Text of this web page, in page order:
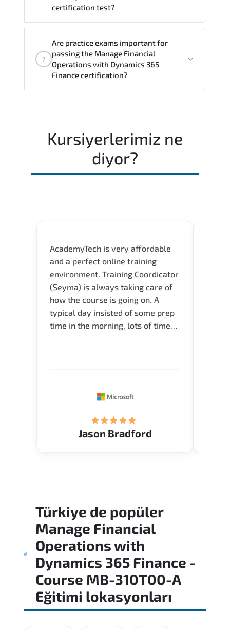
professional yet practical—designed to
business leadership objectives.
certification test?
architectural thinking. and practical
execution skills expected from certified
professionals.
?
Are practice exams important for
passing the Manage Financial
Operations with Dynamics 365
Finance certification?
Kursiyerlerimiz ne
diyor?
AcademyTech is very affordable
and a perfect online training
environment. Training Coordicator
(Seyma) is always taking care of
how the course is going on. A
typical day insisted of some prep
time in the morning, lots of time
Jason Bradford
Türkiye de popüler
Manage Financial
Operations with
Dynamics 365 Finance -
Course MB-310T00-A
Eğitimi lokasyonları